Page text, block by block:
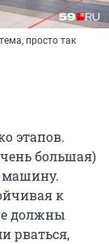
просто так
этапов.
большая)
машину.
к
должны
рваться,